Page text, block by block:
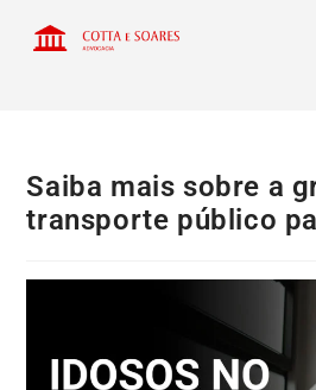
Saiba mais sobre a
transporte público